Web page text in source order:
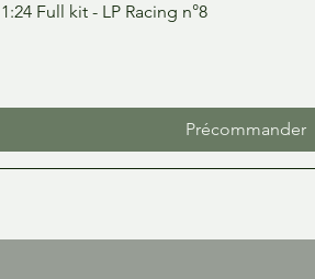
Aperçu rapide
Full kit - LP Racing n°8
Précommander